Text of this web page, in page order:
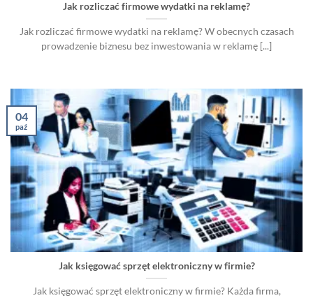
Jak rozliczać firmowe wydatki na reklamę?
Jak rozliczać firmowe wydatki na reklamę? W obecnych czasach
prowadzenie biznesu bez inwestowania w reklamę [...]
Jak księgować sprzęt elektroniczny w firmie?
Jak księgować sprzęt elektroniczny w firmie? Każda firma,
04
paź